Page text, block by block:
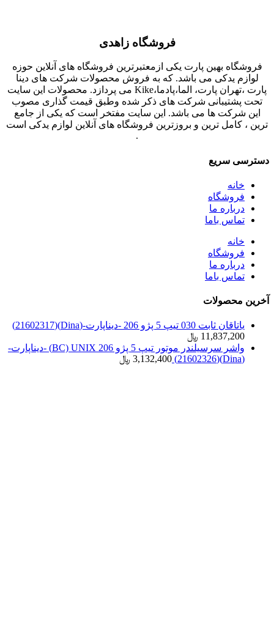
فروشگاه زاهدی
فروشگاه بهین پارت یکی ازمعتبرترین فروشگاه های آنلاین حوزه
لوازم یدکی می باشد. که به فروش محصولات شرکت های دینا
پارت ،تهران پارت، الما،پادما،Kike می پردازد. محصولات این سایت
تحت پشتیبانی شرکت های ذکر شده وطبق قیمت گذاری مصوب
این شرکت ها می باشد. این سایت مفتخر است که یکی از جامع
ترین ، کامل ترین و بروزترین فروشگاه های آنلاین لوازم یدکی است
.
دسترسی سریع
خانه
فروشگاه
درباره ما
تماس باما
خانه
فروشگاه
درباره ما
تماس باما
آخرین محصولات
یاتاقان ثابت 030 تیپ 5 پژو 206 -دیناپارت-(Dina)(21602317)
11,837,200 ﷼
واشر سرسیلندر موتور تیپ 5 پژو 206 BC) UNIX) -دیناپارت-
(Dina)(21602326)
3,132,400 ﷼